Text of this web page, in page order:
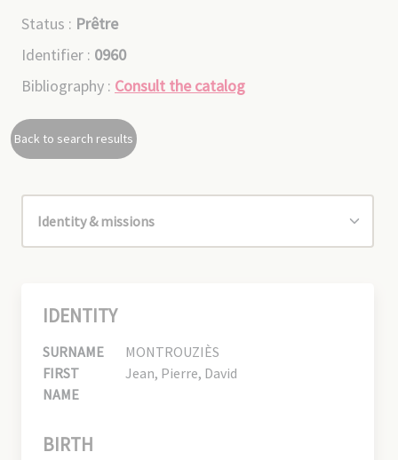
Status : Prêtre
Identifier : 0960
Bibliography : Consult the catalog
Back to search results
IDENTITY
SURNAME
MONTROUZIÈS
FIRST
NAME
Jean, Pierre, David
BIRTH